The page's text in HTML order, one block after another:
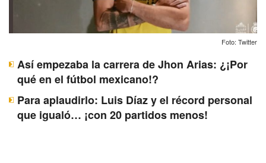
Foto: Twitter
Así empezaba la carrera de Jhon Arias: ¿¡Por
qué en el fútbol mexicano!?
Para aplaudirlo: Luis Díaz y el récord personal
que igualó… ¡con 20 partidos menos!